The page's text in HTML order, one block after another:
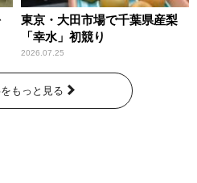
東京・大田市場で千葉県産梨
「幸水」初競り
2026.07.25
もっと見る